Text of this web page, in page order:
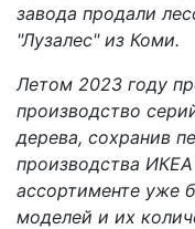
завода продали
"Лузалес" из Коми.
Летом 2023 году
производство
дерева, сохранив
производства
ассортименте уже
моделей и их